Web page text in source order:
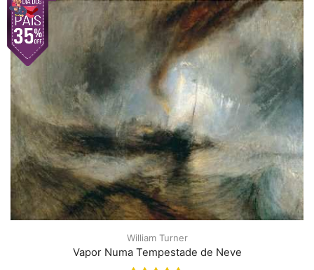
William Turner
Vapor Numa Tempestade de Neve